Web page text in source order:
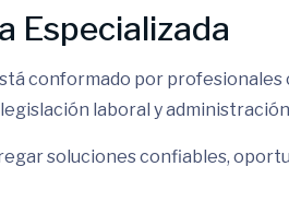
Especializada
conformado por profesionales
laboral y
soluciones confiables,